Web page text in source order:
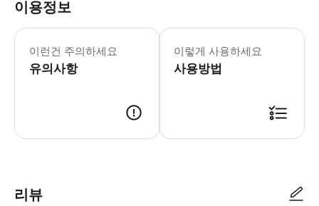
이용정보
이런건 주의하세요
유의사항
매우 다양한 호텔에서 픽업 서비스가
이렇게 사용하세요
사용방법
리뷰